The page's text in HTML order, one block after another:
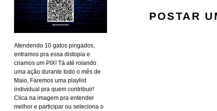
POSTAR
Atendendo 10 gatos pingados,
entramos pra essa distopia e
criamos um PIX! Tá até rolando
uma ação durante todo o mês de
Maio, Faremos uma playlist
individual pra quem contribuir!
Clica na imagem pra entender
melhor e participar ou seleciona o